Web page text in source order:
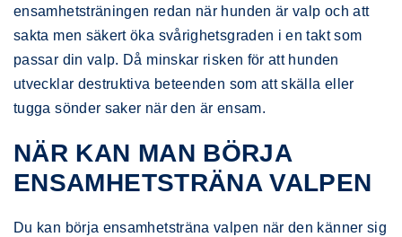
ensamhetsträningen redan när hunden är valp och att
sakta men säkert öka svårighetsgraden i en takt som
passar din valp. Då minskar risken för att hunden
utvecklar destruktiva beteenden som att skälla eller
tugga sönder saker när den är ensam.
NÄR KAN MAN BÖRJA
ENSAMHETSTRÄNA VALPEN
Du kan börja ensamhetsträna valpen när den känner sig